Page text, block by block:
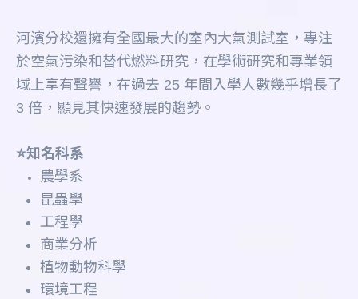
河濱分校還擁有全國最大的室內大氣測試室，專注
於空氣污染和替代燃料研究，在學術研究和專業領
域上享有聲譽，在過去 25 年間入學人數幾乎增長了
3 倍，顯見其快速發展的趨勢。
⭐️知名科系
農學系
昆蟲學
工程學
商業分析
植物動物科學
環境工程